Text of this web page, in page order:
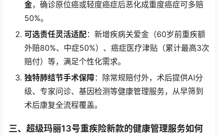
金，确诊原位癌或轻度癌症后恶化成重度癌症可多赔
50%。
可选责任灵活适配：新增疾病关爱金（60岁前重疾额
外赔80%、中症50%）、癌症医疗津贴（累计最高3次
赔付）等，满足个性化需求。
独特肺结节手术保障：除常规赔付外，术后提供AI分
级、专家问诊、基因检测等健康管理服务，从早筛到
术后康复全流程覆盖。
三、超级玛丽13号重疾险新款的健康管理服务如何